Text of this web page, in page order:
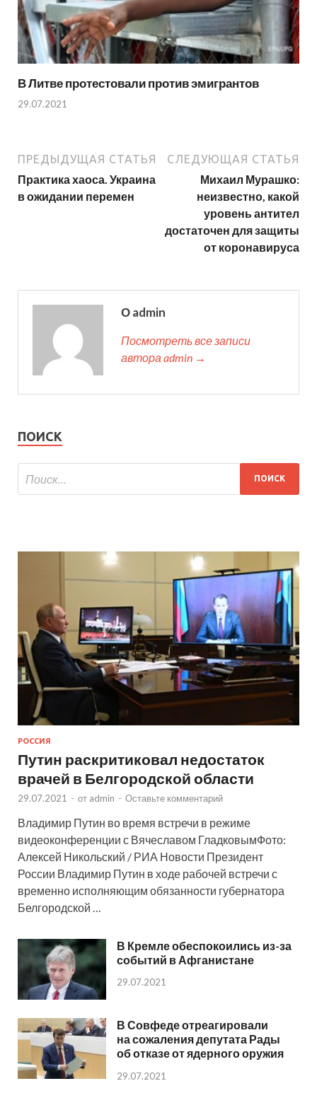
В Литве протестовали против эмигрантов
29.07.2021
ПРЕДЫДУЩАЯ СТАТЬЯ
Практика хаоса. Украина
в ожидании перемен
СЛЕДУЮЩАЯ СТАТЬЯ
Михаил Мурашко:
неизвестно, какой
уровень антител
достаточен для защиты
от коронавируса
О admin
Посмотреть все записи
автора admin →
ПОИСК
РОССИЯ
Путин раскритиковал недостаток
врачей в Белгородской области
29.07.2021 - от admin - Оставьте комментарий
Владимир Путин во время встречи в режиме
видеоконференции с Вячеславом ГладковымФото:
Алексей Никольский / РИА Новости Президент
России Владимир Путин в ходе рабочей встречи с
временно исполняющим обязанности губернатора
Белгородской …
В Кремле обеспокоились из-за
событий в Афганистане
29.07.2021
В Совфеде отреагировали
на сожаления депутата Рады
об отказе от ядерного оружия
29.07.2021